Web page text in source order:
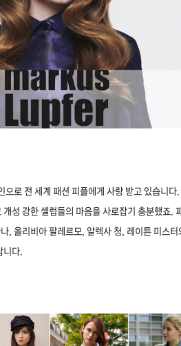
으로 전 세계 패션 피플에게 사랑 받고 있습니다
성 강한 셀럽들의 마음을 사로잡기 충분했죠.
, 올리비아 팔레르모, 알렉사 청, 레이튼 미스터
다.